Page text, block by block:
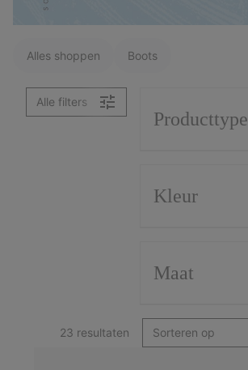
Alles shoppen Boots
Alle filters
Producttype
Kleur
Maat
23 resultaten Sorteren op